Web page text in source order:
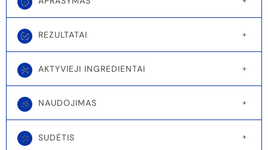
REZULTATAI
AKTYVIEJI INGREDIENTAI
NAUDOJIMAS
SUDĖTIS